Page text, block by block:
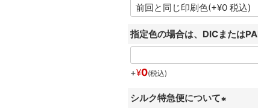
指定色の場合は、DICまたは
+¥0 税込
シルク特急便について